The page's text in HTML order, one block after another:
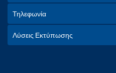
Τηλεφωνία
Λύσεις Εκτύπωσης